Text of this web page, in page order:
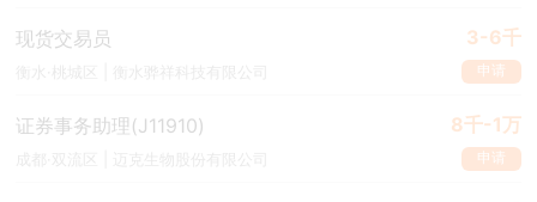
现货交易员 3-6千
申请
证券事务助理(J11910) 8千-1万
申请